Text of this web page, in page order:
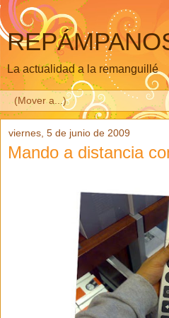
La actualidad a la remanguillé
viernes, 5 de junio de 2009
Mando a distancia